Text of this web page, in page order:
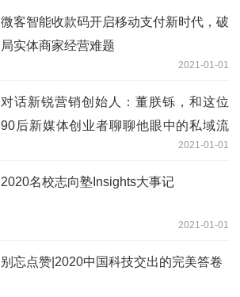
微客智能收款码开启移动支付新时代，破
局实体商家经营难题
2021-01-01
对话新锐营销创始人：董朕铄，和这位
90后新媒体创业者聊聊他眼中的私域流
2021-01-01
2020名校志向塾Insights大事记
2021-01-01
别忘点赞|2020中国科技交出的完美答卷